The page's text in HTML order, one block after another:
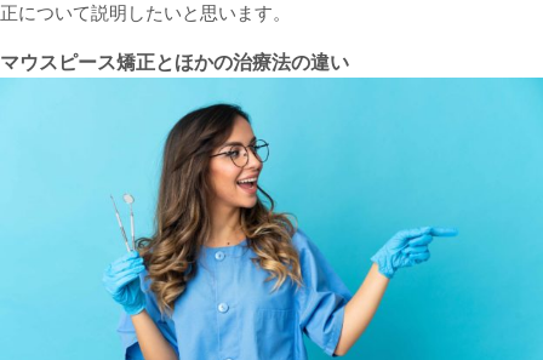
正について説明したいと思います。
マウスピース矯正とほかの治療法の違い